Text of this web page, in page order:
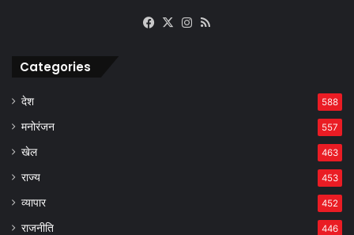
Facebook
X Instagram
Categories
देश 588
मनोरंजन 557
खेल 463
राज्य 453
व्यापार 452
राजनीति 446